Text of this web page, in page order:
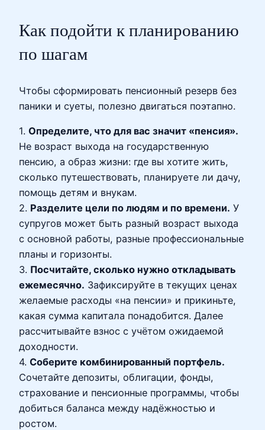
Как подойти к планированию
по шагам
Чтобы сформировать пенсионный резерв без
паники и суеты, полезно двигаться поэтапно.
1. Определите, что для вас значит «пенсия».
Не возраст выхода на государственную
пенсию, а образ жизни: где вы хотите жить,
сколько путешествовать, планируете ли дачу,
помощь детям и внукам.
2. Разделите цели по людям и по времени. У
супругов может быть разный возраст выхода
с основной работы, разные профессиональные
планы и горизонты.
3. Посчитайте, сколько нужно откладывать
ежемесячно. Зафиксируйте в текущих ценах
желаемые расходы «на пенсии» и прикиньте,
какая сумма капитала понадобится. Далее
рассчитывайте взнос с учётом ожидаемой
доходности.
4. Соберите комбинированный портфель.
Сочетайте депозиты, облигации, фонды,
страхование и пенсионные программы, чтобы
добиться баланса между надёжностью и
ростом.